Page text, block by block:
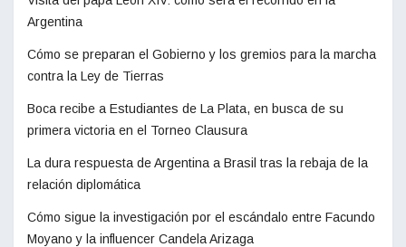
Argentina
Cómo se preparan el Gobierno y los gremios para la marcha
contra la Ley de Tierras
Boca recibe a Estudiantes de La Plata, en busca de su
primera victoria en el Torneo Clausura
La dura respuesta de Argentina a Brasil tras la rebaja de la
relación diplomática
Cómo sigue la investigación por el escándalo entre Facundo
Moyano y la influencer Candela Arizaga